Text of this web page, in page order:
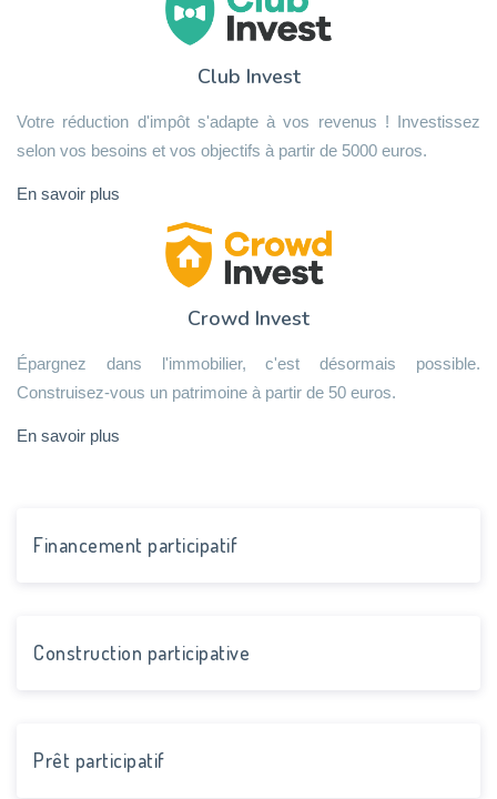
Club Invest
Votre réduction d'impôt s'adapte à vos revenus ! Investissez
selon vos besoins et vos objectifs à partir de 5000 euros.
En savoir plus
Crowd Invest
Épargnez dans l'immobilier, c'est désormais possible.
Construisez-vous un patrimoine à partir de 50 euros.
En savoir plus
Financement participatif
Construction participative
Prêt participatif